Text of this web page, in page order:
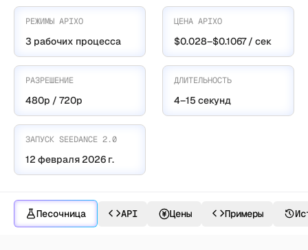
РЕЖИМЫ APIXO
3 рабочих процесса
ЦЕНА APIXO
$0.028–$0.1067 / сек
РАЗРЕШЕНИЕ
480p / 720p
ДЛИТЕЛЬНОСТЬ
4–15 секунд
ЗАПУСК SEEDANCE 2.0
12 февраля 2026 г.
Песочница API Цены Примеры